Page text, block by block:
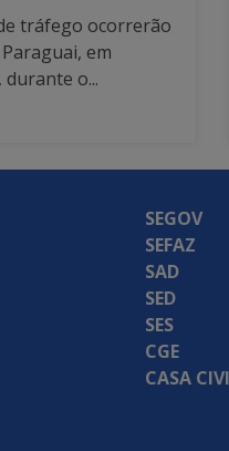
tráfego ocorrerão
em
durante o...
SEGOV
SEFAZ
SAD
SED
SES
CGE
CASA